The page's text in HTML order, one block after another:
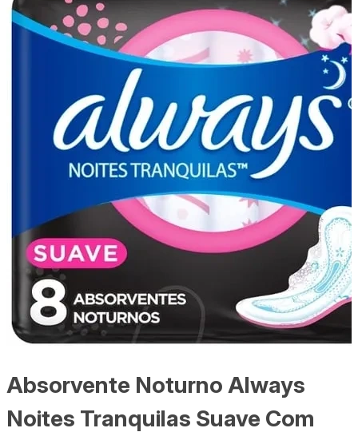
Absorvente Noturno Always
Noites Tranquilas Suave Com